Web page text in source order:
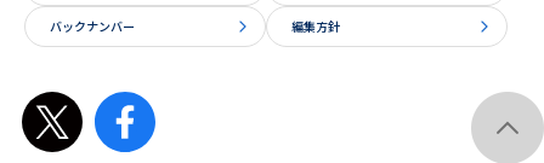
バックナンバー 編集方針